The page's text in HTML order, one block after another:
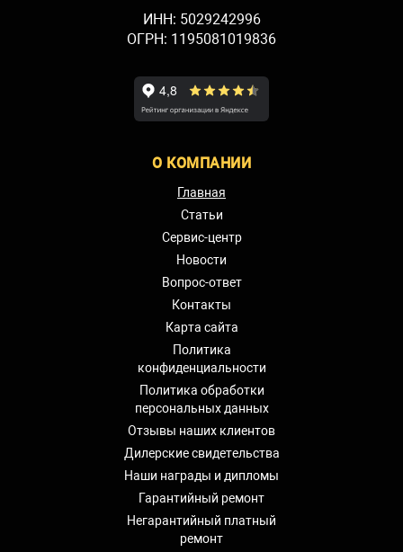
ИНН: 5029242996
ОГРН: 1195081019836
О КОМПАНИИ
Главная
Статьи
Сервис-центр
Новости
Вопрос-ответ
Контакты
Карта сайта
Политика
конфиденциальности
Политика обработки
персональных данных
Отзывы наших клиентов
Дилерские свидетельства
Наши награды и дипломы
Гарантийный ремонт
Негарантийный платный
ремонт